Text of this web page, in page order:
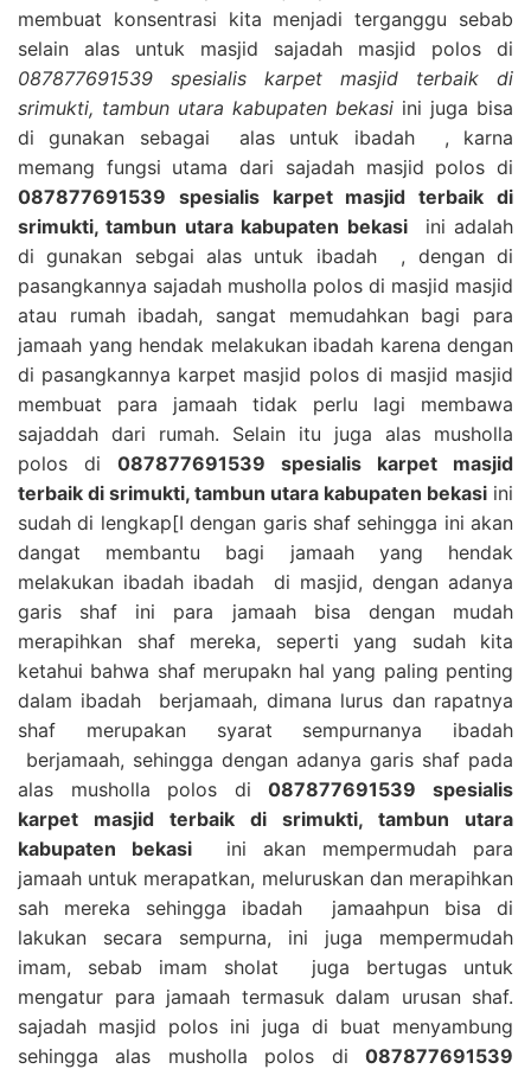
membuat konsentrasi kita menjadi terganggu sebab
selain alas untuk masjid sajadah masjid polos di
087877691539 spesialis karpet masjid terbaik di
srimukti, tambun utara kabupaten bekasi ini juga bisa
di gunakan sebagai alas untuk ibadah , karna
memang fungsi utama dari sajadah masjid polos di
087877691539 spesialis karpet masjid terbaik di
srimukti, tambun utara kabupaten bekasiini adalah
di gunakan sebgai alas untuk ibadah , dengan di
pasangkannya sajadah musholla polos di masjid masjid
atau rumah ibadah, sangat memudahkan bagi para
jamaah yang hendak melakukan ibadah karena dengan
di pasangkannya karpet masjid polos di masjid masjid
membuat para jamaah tidak perlu lagi membawa
sajaddah dari rumah. Selain itu juga alas musholla
polos di 087877691539 spesialis karpet masjid
terbaik di srimukti, tambun utara kabupaten bekasi ini
sudah di lengkap[I dengan garis shaf sehingga ini akan
dangat membantu bagi jamaah yang hendak
melakukan ibadah ibadah di masjid, dengan adanya
garis shaf ini para jamaah bisa dengan mudah
merapihkan shaf mereka, seperti yang sudah kita
ketahui bahwa shaf merupakn hal yang paling penting
dalam ibadah berjamaah, dimana lurus dan rapatnya
shaf merupakan syarat sempurnanya ibadah
berjamaah, sehingga dengan adanya garis shaf pada
alas musholla polos di087877691539 spesialis
karpet masjid terbaik di srimukti, tambun utara
kabupaten bekasi ini akan mempermudah para
jamaah untuk merapatkan, meluruskan dan merapihkan
sah mereka sehingga ibadah jamaahpun bisa di
lakukan secara sempurna, ini juga mempermudah
imam, sebab imam sholat juga bertugas untuk
mengatur para jamaah termasuk dalam urusan shaf.
sajadah masjid polos ini juga di buat menyambung
sehingga alas musholla polos di 087877691539